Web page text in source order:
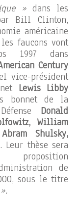
»dans les
Bill Clinton,
américaine
faucons vont
1997 dans
Century
vice-président
Lewis Libby
bonnet de la
Donald
William
Abram Shulsky,
. Leur thèse sera
de
sous le titre